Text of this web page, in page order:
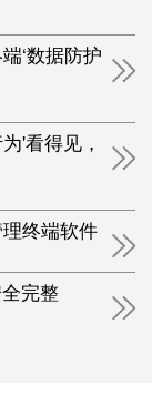
‘数据防护
'看得见，
终端软件
完整